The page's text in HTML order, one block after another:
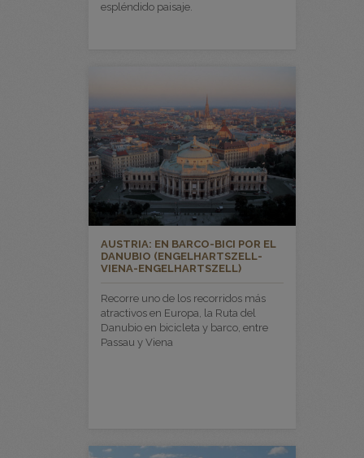
espléndido paisaje.
AUSTRIA: EN BARCO-BICI POR EL
DANUBIO (ENGELHARTSZELL-
VIENA-ENGELHARTSZELL)
Recorre uno de los recorridos más
atractivos en Europa, la Ruta del
Danubio en bicicleta y barco, entre
Passau y Viena